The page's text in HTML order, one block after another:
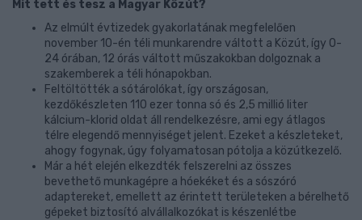
Mit tett és tesz a Magyar Közút?
Az elmúlt évtizedek gyakorlatának megfelelően
november 10-én téli munkarendre váltott a Közút, így 0-
24 órában, 12 órás váltott műszakokban dolgoznak a
szakemberek a téli hónapokban.
Feltöltötték a sótárolókat, így országosan,
kezdőkészleten 110 ezer tonna só és 2,5 millió liter
kálcium-klorid oldat áll rendelkezésre, ami egy átlagos
télre elegendő mennyiséget jelent. Ezeket a készleteket,
ahogy fogynak, úgy folyamatosan pótolja a közútkezelő.
Már a hét elején elkezdték felszerelni az összes
bevethető munkagépre a hóekéket és a sószóró
adaptereket, emellett az érintett területeken a bérelhető
gépeket biztosító alvállalkozókat is készenlétbe